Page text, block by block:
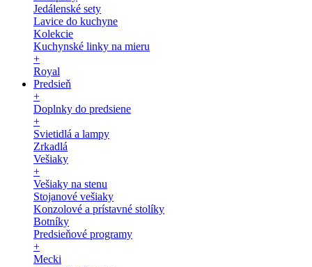
Jedálenské sety
Lavice do kuchyne
Kolekcie
Kuchynské linky na mieru
+
Royal
Predsieň
+
Doplnky do predsiene
+
Svietidlá a lampy
Zrkadlá
Vešiaky
+
Vešiaky na stenu
Stojanové vešiaky
Konzolové a prístavné stolíky
Botníky
Predsieňové programy
+
Mecki